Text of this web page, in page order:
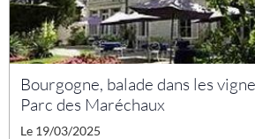
Bourgogne, balade dans les
Parc des Maréchaux
Le 19/03/2025